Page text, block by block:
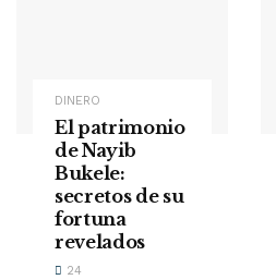
DINERO
El patrimonio
de Nayib
Bukele:
secretos de su
fortuna
revelados
24